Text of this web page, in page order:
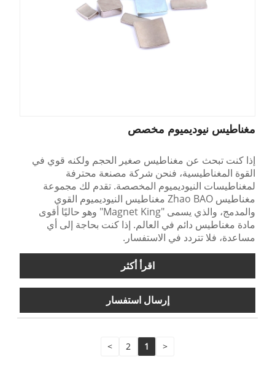
مغناطيس نيوديميوم مخصص
إذا كنت تبحث عن مغناطيس صغير الحجم ولكنه قوي في
القوة المغناطيسية، فنحن شركة مصنعة محترفة
لمغناطيسات النيوديميوم المخصصة. تقدم لك مجموعة
مغناطيس Zhao BAO مغناطيس النيوديميوم القوي
والمدمج، والذي يسمى "Magnet King" وهو حاليًا أقوى
مادة مغناطيس دائم في العالم. إذا كنت بحاجة إلى أي
مساعدة، فلا تتردد في الاستفسار.
اقرأ أكثر
إرسال استفسار
<
1
2
>